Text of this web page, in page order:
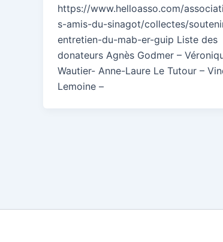
https://www.helloasso.com/
s-amis-du-sinagot/collectes/
entretien-du-mab-er-guip Liste des
donateurs Agnès Godmer –
Wautier- Anne-Laure Le Tutour –
Lemoine –